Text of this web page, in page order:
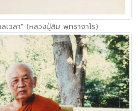
ลเวลา" (หลวงปู่สิม พุทธาจาโร)